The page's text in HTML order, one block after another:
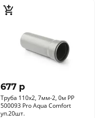
677 p
Труба 110х2, 7мм-2, 0м РР
500093 Pro Aqua Comfort
уп.20шт.